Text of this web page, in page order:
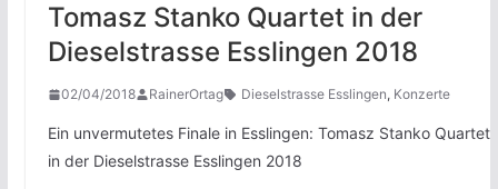
Tomasz Stanko Quartet in der
Dieselstrasse Esslingen 2018
02/04/2018 RainerOrtag Dieselstrasse Esslingen, Konzerte
Ein unvermutetes Finale in Esslingen: Tomasz Stanko Quartet
in der Dieselstrasse Esslingen 2018